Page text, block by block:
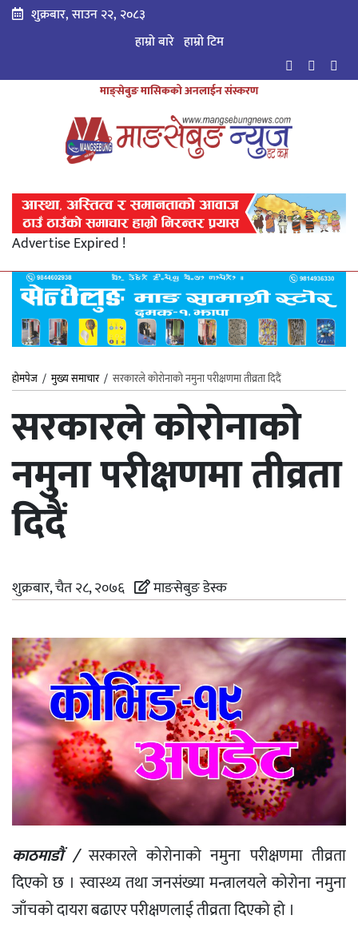
शुक्रबार, साउन २२, २०८३
हाम्रो बारे हाम्राे टिम
माङ्सेबुङ मासिकको अनलाईन संस्करण
Advertise Expired !
होमपेज /मुख्य समाचार/ सरकारले कोरोनाको नमुना परीक्षणमा तीव्रता दिदैं
सरकारले कोरोनाको
नमुना परीक्षणमा तीव्रता
दिदैं
शुक्रबार, चैत २८, २०७६ माङसेबुङ डेस्क
काठमाडौं /सरकारले कोरोनाको नमुना परीक्षणमा तीव्रता
दिएको छ । स्वास्थ्य तथा जनसंख्या मन्त्रालयले कोरोना नमुना
जाँचको दायरा बढाएर परीक्षणलाई तीव्रता दिएको हो ।